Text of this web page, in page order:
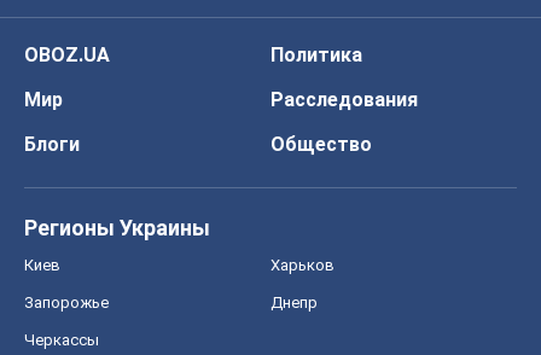
OBOZ.UA
Политика
Мир
Расследования
Блоги
Общество
Регионы Украины
Киев Харьков
Запорожье Днепр
Черкассы